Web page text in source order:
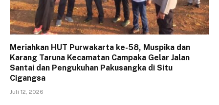
Meriahkan HUT Purwakarta ke-58, Muspika dan
Karang Taruna Kecamatan Campaka Gelar Jalan
Santai dan Pengukuhan Pakusangka di Situ
Cigangsa
Juli 12, 2026